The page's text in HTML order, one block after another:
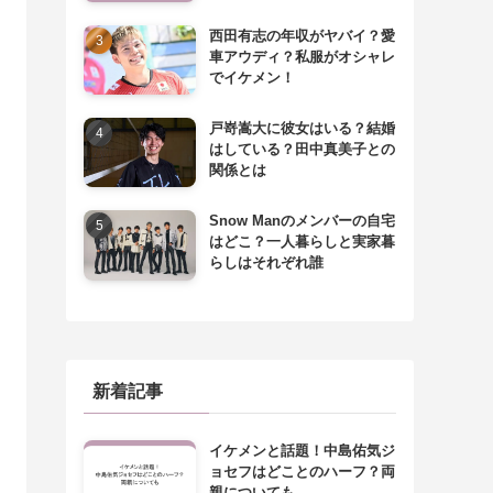
西田有志の年収がヤバイ？愛
車アウディ？私服がオシャレ
でイケメン！
戸嵜嵩大に彼女はいる？結婚
はしている？田中真美子との
関係とは
Snow Manのメンバーの自宅
はどこ？一人暮らしと実家暮
らしはそれぞれ誰
新着記事
イケメンと話題！中島佑気ジ
ョセフはどことのハーフ？両